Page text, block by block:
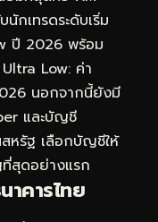
กเทรดระดับเริ่ม
ปี 2026 พร้อม
Low: ค่า
นอกจากนี้ยังมี
และบัญชี
หรัฐ เลือกบัญชีให้
สุดอย่างแรก
าคารไทย